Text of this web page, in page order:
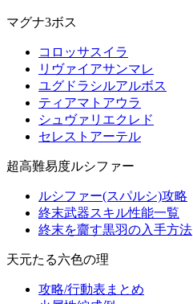
マグナ3ボス
コロッサスイラ
リヴァイアサンマレ
ユグドラシルアルボス
ティアマトアウラ
シュヴァリエクレド
セレストアーテル
超高難易度ルシファー
ルシファー(スパルシ)攻略
終末武器スキル性能一覧
終末を齎す黒羽の入手方法
天元たる六色の理
攻略/行動表まとめ